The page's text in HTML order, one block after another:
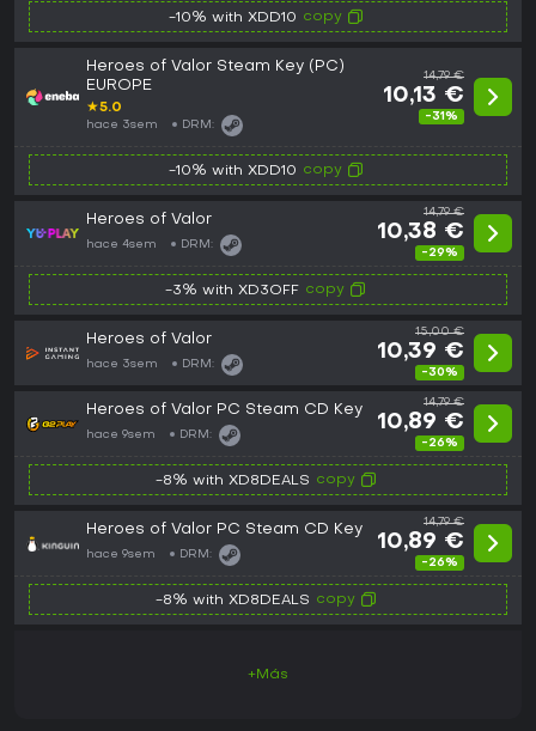
-10% with XDD10 copy
Heroes of Valor Steam Key (PC)
EUROPE
★5.0
hace 3sem DRM:
14,79 €
10,13 €
-31%
-10% with XDD10 copy
Heroes of Valor
hace 4sem DRM:
14,79 €
10,38 €
-29%
-3% with XD3OFF copy
Heroes of Valor
hace 3sem DRM:
15,00 €
10,39 €
-30%
Heroes of Valor PC Steam CD Key
hace 9sem DRM:
14,79 €
10,89 €
-26%
-8% with XD8DEALS copy
Heroes of Valor PC Steam CD Key
hace 9sem DRM:
14,79 €
10,89 €
-26%
-8% with XD8DEALS copy
+Más